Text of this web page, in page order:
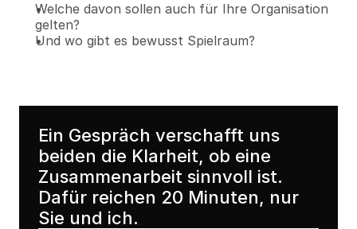
Welche davon sollen auch für Ihre Organisation
gelten?
Und wo gibt es bewusst Spielraum?
Ein Gespräch verschafft uns
beiden die Klarheit, ob eine
Zusammenarbeit sinnvoll ist.
Dafür reichen 20 Minuten, nur
Sie und ich.